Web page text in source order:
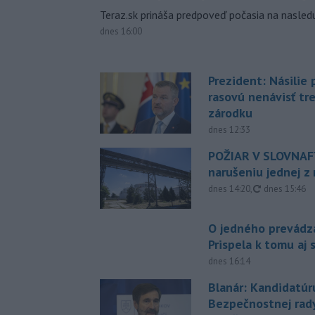
Teraz.sk prináša predpoveď počasia na
dnes 16:00
Prezident: Násilie
rasovú nenávisť
zárodku
dnes 12:33
POŽIAR V
narušeniu jednej z
dnes 14:20, aktualizované
dnes 15:46
O jedného
Prispela k tomu aj
dnes 16:14
Blanár:
Bezpečnostnej